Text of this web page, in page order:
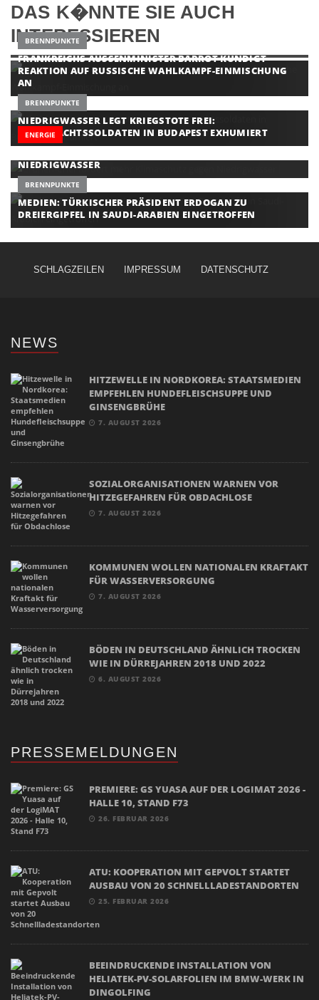
DAS K�NNTE SIE AUCH
INTERESSIEREN
BRENNPUNKTE
FRANKREICHS AUSSENMINISTER BARROT KÜNDIGT R
EAKTION AUF RUSSISCHE WAHLKAMPF-EINMISCHUNG A
N
BRENNPUNKTE
NIEDRIGWASSER LEGT KRIEGSTOTE FREI:
WEHRMACHTSSOLDATEN IN BUDAPEST EXHUMIERT
ENERGIE
NIEDRIGWASSER
BRENNPUNKTE
MEDIEN: TÜRKISCHER PRÄSIDENT ERDOGAN ZU
DREIERGIPFEL IN SAUDI-ARABIEN EINGETROFFEN
SCHLAGZEILEN IMPRESSUM DATENSCHUTZ
NEWS
HITZEWELLE IN NORDKOREA: STAATSMEDIEN
EMPFEHLEN HUNDEFLEISCHSUPPE UND
GINSENGBRÜHE
7. AUGUST 2026
SOZIALORGANISATIONEN WARNEN VOR
HITZEGEFAHREN FÜR OBDACHLOSE
7. AUGUST 2026
KOMMUNEN WOLLEN NATIONALEN KRAFTAKT
FÜR WASSERVERSORGUNG
7. AUGUST 2026
BÖDEN IN DEUTSCHLAND ÄHNLICH TROCKEN
WIE IN DÜRREJAHREN 2018 UND 2022
6. AUGUST 2026
PRESSEMELDUNGEN
PREMIERE: GS YUASA AUF DER LOGIMAT 2026 -
HALLE 10, STAND F73
26. FEBRUAR 2026
ATU: KOOPERATION MIT GEPVOLT STARTET
AUSBAU VON 20 SCHNELLLADESTANDORTEN
25. FEBRUAR 2026
BEEINDRUCKENDE INSTALLATION VON
HELIATEK-PV-SOLARFOLIEN IM BMW-WERK IN
DINGOLFING